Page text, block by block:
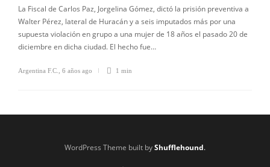
La Fiscal de Carlos Paz, Jorgelina Gómez, dictó la prisión preventiva a
Walter Pérez, lateral de Huracán y a seis imputados más por una
supuesta violación en grupo a una mujer de 18 años el pasado 20 de
diciembre en dicha ciudad. El hecho fue…
Argentina F.C. 6 años ago 1 min
WordPress Theme built byShufflehound.